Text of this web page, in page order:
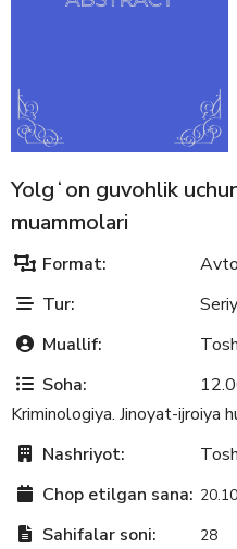
Yolgʻon guvohlik
muammolari
Format:
Tur:
Muallif:
Soha:
Kriminologiya. Jinoyat-ijroiya
Nashriyot:
Chop etilgan sana:
Sahifalar soni: 28